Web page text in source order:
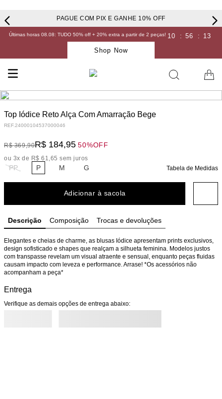
PAGUE COM PIX E GANHE 10% OFF
Últimas horas 08.08: TUDO 50% off + 20% extra a partir de 2 peças! 10 : 56 : 13
Shop Now
Top Iódice Reto Alça Com Amarração Bege
REF.24000104537000046
R$ 369,90R$ 184,95 50%OFF
ou 3x de R$ 61,65 sem juros
PP P M G Tabela de Medidas
Adicionar à sacola
Descrição Composição Trocas e devoluções
Elegantes e cheias de charme, as blusas Iódice apresentam prints exclusivos,
design sofisticado e shapes que realçam a silhueta feminina. Modelos justos
com transpasse revelam um visual atraente e sensual, enquanto peças fluidas
causam impacto com leveza e performance. Arrase! *Os acessórios não
acompanham a peça*
Entrega
Verifique as demais opções de entrega abaixo: